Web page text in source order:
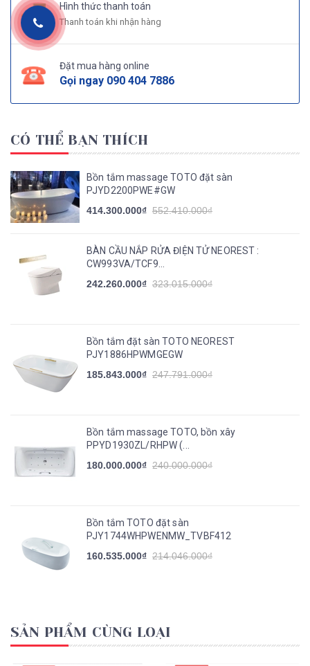
Hình thức thanh toán
Thanh toán khi nhận hàng
Đặt mua hàng online
Gọi ngay 090 404 7886
CÓ THỂ BẠN THÍCH
Bồn tắm massage TOTO đặt sàn
PJYD2200PWE#GW
414.300.000₫ 552.410.000₫
BÀN CẦU NẮP RỬA ĐIỆN TỬ NEOREST :
CW993VA/TCF9...
242.260.000₫ 323.015.000₫
Bồn tắm đặt sàn TOTO NEOREST
PJY1886HPWMGEGW
185.843.000₫ 247.791.000₫
Bồn tắm massage TOTO, bồn xây
PPYD1930ZL/RHPW (...
180.000.000₫ 240.000.000₫
Bồn tắm TOTO đặt sàn
PJY1744WHPWENMW_TVBF412
160.535.000₫ 214.046.000₫
SẢN PHẨM CÙNG LOẠI